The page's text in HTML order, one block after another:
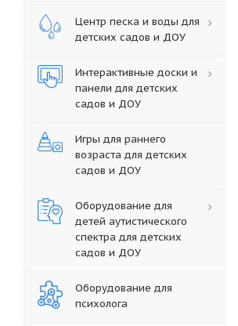
Центр песка и воды для
детских садов и ДОУ
Интерактивные доски и
панели для детских
садов и ДОУ
Игры для раннего
возраста для детских
садов и ДОУ
Оборудование для
детей аутистического
спектра для детских
садов и ДОУ
Оборудование для
психолога